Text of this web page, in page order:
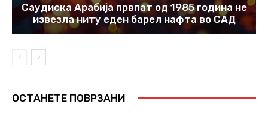
Саудиска Арабија првпат од 1985 година не
извезла ниту еден барел нафта во САД
ОСТАНЕТЕ ПОВРЗАНИ